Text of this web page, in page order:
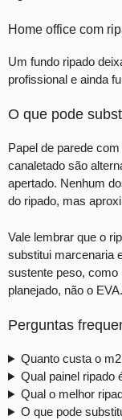
Home office com
Um fundo ripado
profissional e ainda
O que pode
Papel de parede
canaletado são
apertado. Nenhum
do ripado, mas
Vale lembrar que o
substitui marcenaria
sustente peso,
planejado, não o EVA.
Perguntas
Quanto custa o
Qual painel ripado
Qual o melhor
O que pode